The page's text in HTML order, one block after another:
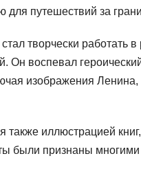
для путешествий за
творчески работать
Он воспевал
изображения
также иллюстрацией
были признаны